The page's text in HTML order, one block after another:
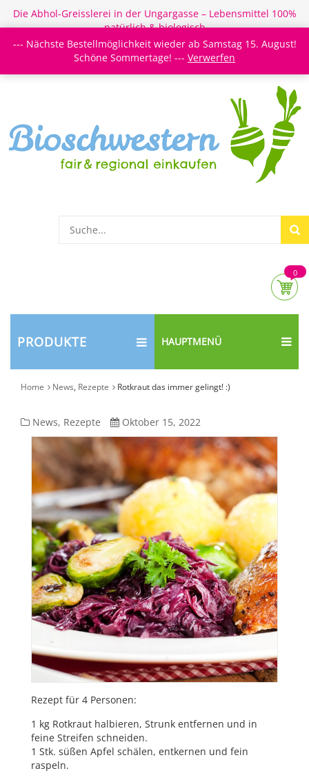
Die Abhol-Greisslerei in der Ungargasse – Lebensmittel 100%
natürlich & biologisch
Login/Register Newsletter Meine Merkzettel
0
PRODUKTE HAUPTMENÜ
Home News, Rezepte Rotkraut das immer gelingt! :)
Rotkraut
das
immer
gelingt!
News, Rezepte Oktober 15, 2022
Rezept für 4 Personen:
1 kg Rotkraut halbieren, Strunk entfernen und in
feine Streifen schneiden.
1 Stk. süßen Apfel schälen, entkernen und fein
raspeln.
--- Nächste Bestellmöglichkeit wieder ab Samstag 15. August!
Schöne Sommertage! --- Verwerfen